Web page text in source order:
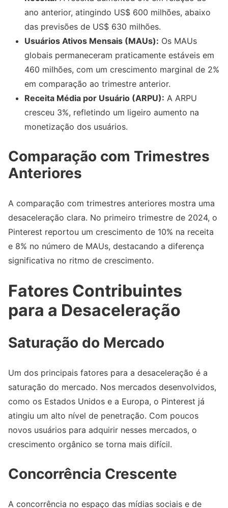
ano anterior, atingindo US$ 600 milhões, abaixo
das previsões de US$ 630 milhões.
Usuários Ativos Mensais (MAUs): Os MAUs
globais permaneceram praticamente estáveis em
460 milhões, com um crescimento marginal de 2%
em comparação ao trimestre anterior.
Receita Média por Usuário (ARPU): A ARPU
cresceu 3%, refletindo um ligeiro aumento na
monetização dos usuários.
Comparação com Trimestres
Anteriores
A comparação com trimestres anteriores mostra uma
desaceleração clara. No primeiro trimestre de 2024, o
Pinterest reportou um crescimento de 10% na receita
e 8% no número de MAUs, destacando a diferença
significativa no ritmo de crescimento.
Fatores Contribuintes
para a Desaceleração
Saturação do Mercado
Um dos principais fatores para a desaceleração é a
saturação do mercado. Nos mercados desenvolvidos,
como os Estados Unidos e a Europa, o Pinterest já
atingiu um alto nível de penetração. Com poucos
novos usuários para adquirir nesses mercados, o
crescimento orgânico se torna mais difícil.
Concorrência Crescente
A concorrência no espaço das mídias sociais e de